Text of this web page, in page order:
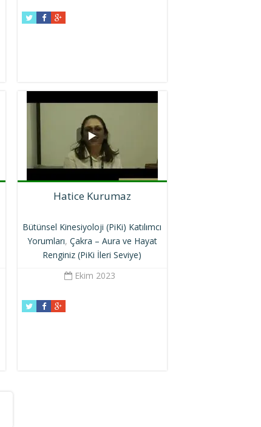
Hatice Kurumaz
Bütünsel Kinesiyoloji (PiKi) Katılımcı
Yorumları, Çakra – Aura ve Hayat
Renginiz (PiKi İleri Seviye)
Ekim 2023